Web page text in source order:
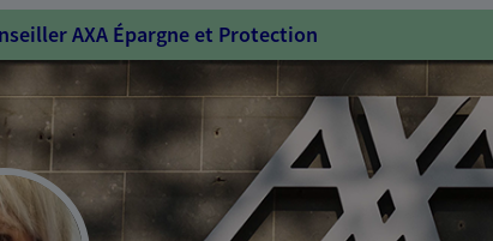
AXA Épargne et Protection